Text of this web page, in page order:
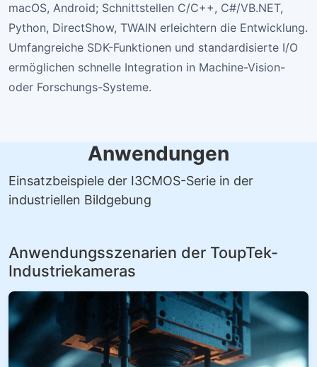
macOS, Android; Schnittstellen C/C++, C#/VB.NET,
Python, DirectShow, TWAIN erleichtern die Entwicklung.
Umfangreiche SDK-Funktionen und standardisierte I/O
ermöglichen schnelle Integration in Machine-Vision-
oder Forschungs-Systeme.
Anwendungen
Einsatzbeispiele der I3CMOS-Serie in der
industriellen Bildgebung
Anwendungsszenarien der ToupTek-
Industriekameras